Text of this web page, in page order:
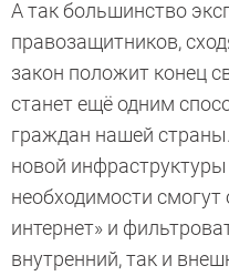
А так большинство
правозащитников,
закон положит конец
станет ещё одним
граждан нашей
новой
необходимости
интернет» и
внутренний, так и